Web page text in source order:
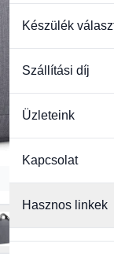
Készülék
Szállítási díj
Üzleteink
Kapcsolat
Hasznos linkek